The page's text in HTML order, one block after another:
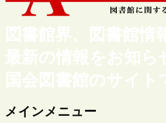
図書館界、図書館情
最新の情報をお知ら
国会図書館のサイト
メインメニュー